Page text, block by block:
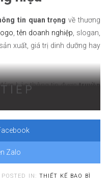
tin quan trọng về thương
,tên doanh nghiệp, slogan,
xuất, giá trị dinh dưỡng hay
bảo thông tin đượctruyền
giúp doanh nghiệp tạo dựng
Zalo
POSTED IN:THIẾT KẾ BAO BÌ